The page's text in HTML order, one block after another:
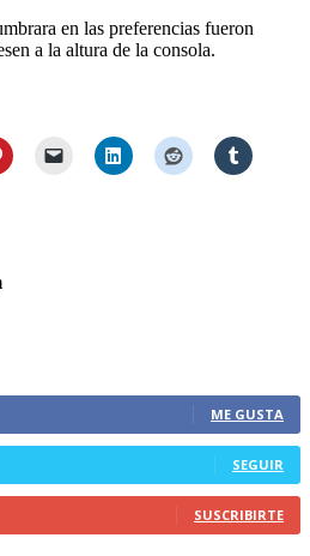
en las preferencias fueron
a la altura de la consola.
ME GUSTA
SEGUIR
SUSCRIBIRTE